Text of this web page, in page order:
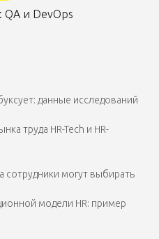
QA и DevOps
данные исследований
труда HR-Tech и HR-
сотрудники могут выбирать
модели HR: пример